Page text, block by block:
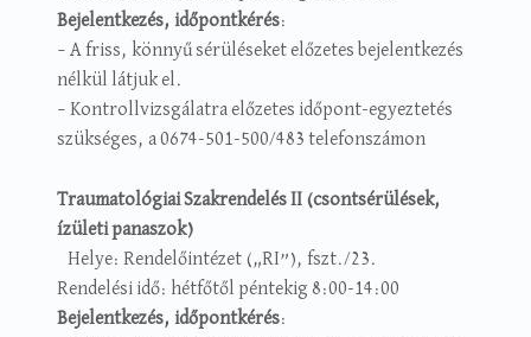
Bejelentkezés, időpontkérés:
– A friss, könnyű sérüléseket előzetes bejelentkezés
nélkül látjuk el.
– Kontrollvizsgálatra előzetes időpont-egyeztetés
szükséges, a 0674-501-500/483 telefonszámon
Traumatológiai Szakrendelés II (csontsérülések,
ízületi panaszok)
Helye: Rendelőintézet („RI”), fszt./23.
Rendelési idő: hétfőtől péntekig 8:00-14:00
Bejelentkezés, időpontkérés: